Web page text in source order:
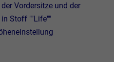
Vordersitze und der
Stoff ""Life""